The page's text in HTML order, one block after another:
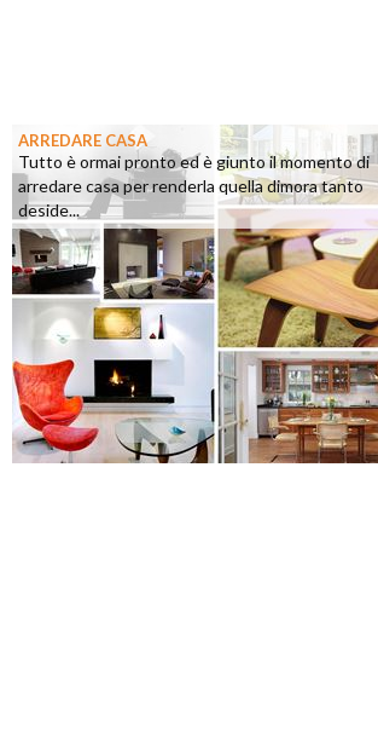
ARREDARE CASA
Tutto è ormai pronto ed è giunto il momento di
arredare casa per renderla quella dimora tanto
deside...